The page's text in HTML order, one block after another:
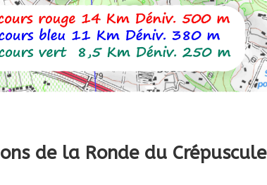
de la Ronde du Crépuscule